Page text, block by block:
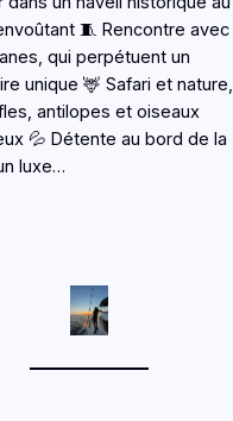
🧵 Rencontre avec
qui perpétuent un
unique 🦌 Safari et nature,
antilopes et oiseaux
💦 Détente au bord de la
luxe…